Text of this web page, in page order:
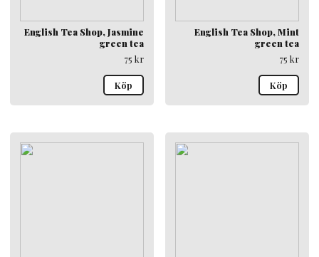
English Tea Shop, Jasmine
green tea
75 kr
Köp
English Tea Shop, Mint
green tea
75 kr
Köp